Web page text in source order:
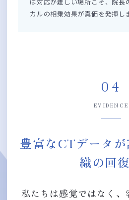
カルの相乗効果が真価を発揮し
04
EVIDENCE
豊富なCTデータ
織の回復
私たちは感覚ではなく、